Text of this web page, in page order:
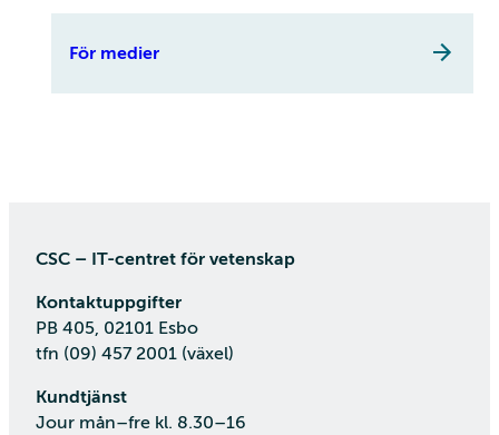
För medier
CSC – IT-centret för vetenskap
Kontaktuppgifter
PB 405, 02101 Esbo
tfn (09) 457 2001 (växel)
Kundtjänst
Jour mån–fre kl. 8.30–16